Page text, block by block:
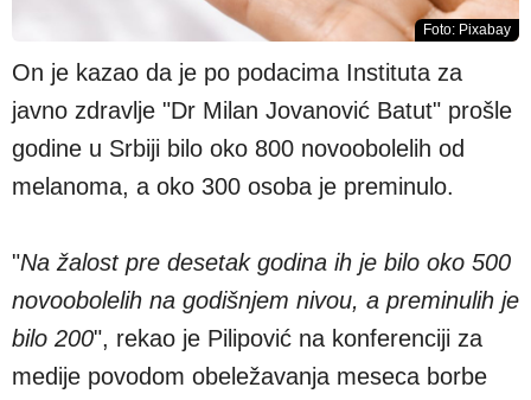
Foto: Pixabay
On je kazao da je po podacima Instituta za
javno zdravlje "Dr Milan Jovanović Batut" prošle
godine u Srbiji bilo oko 800 novoobolelih od
melanoma, a oko 300 osoba je preminulo.
"Na žalost pre desetak godina ih je bilo oko 500
novoobolelih na godišnjem nivou, a preminulih je
bilo 200", rekao je Pilipović na konferenciji za
medije povodom obeležavanja meseca borbe